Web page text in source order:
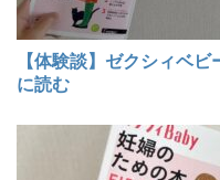
【体験談】ゼクシィベ
に読む